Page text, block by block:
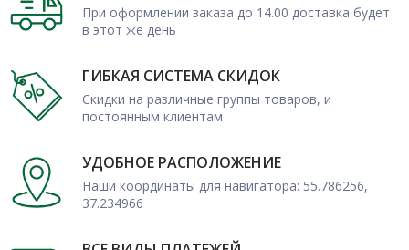
При оформлении заказа до 14.00 доставка будет
в этот же день
ГИБКАЯ СИСТЕМА СКИДОК
Скидки на различные группы товаров, и
постоянным клиентам
УДОБНОЕ РАСПОЛОЖЕНИЕ
Наши координаты для навигатора: 55.786256,
37.234966